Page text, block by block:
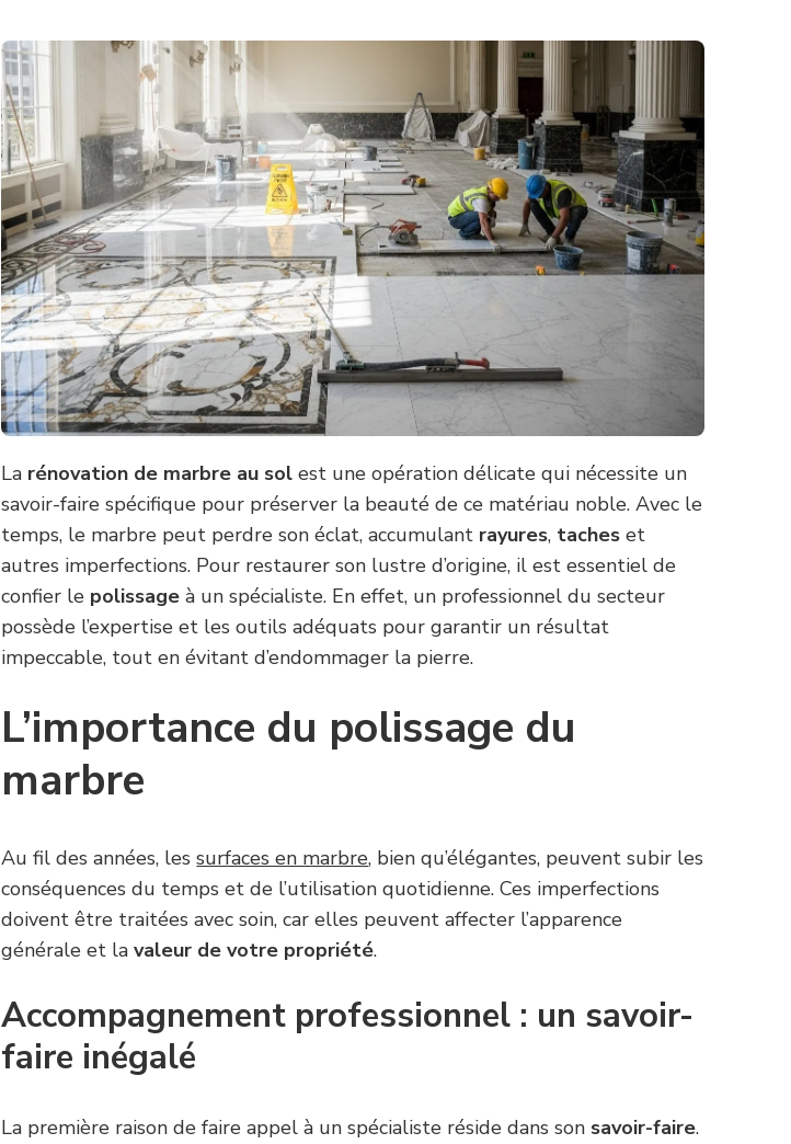
La rénovation de marbre au sol est une opération délicate qui nécessite un
savoir-faire spécifique pour préserver la beauté de ce matériau noble. Avec le
temps, le marbre peut perdre son éclat, accumulant rayures, taches et
autres imperfections. Pour restaurer son lustre d’origine, il est essentiel de
confier le polissage à un spécialiste. En effet, un professionnel du secteur
possède l’expertise et les outils adéquats pour garantir un résultat
impeccable, tout en évitant d’endommager la pierre.
L’importance du polissage du
marbre
Au fil des années, lessurfaces en marbre, bien qu’élégantes, peuvent subir les
conséquences du temps et de l’utilisation quotidienne. Ces imperfections
doivent être traitées avec soin, car elles peuvent affecter l’apparence
générale et lavaleur de votre propriété.
Accompagnement professionnel : un savoir-
faire inégalé
La première raison de faire appel à un spécialiste réside dans son savoir-faire.